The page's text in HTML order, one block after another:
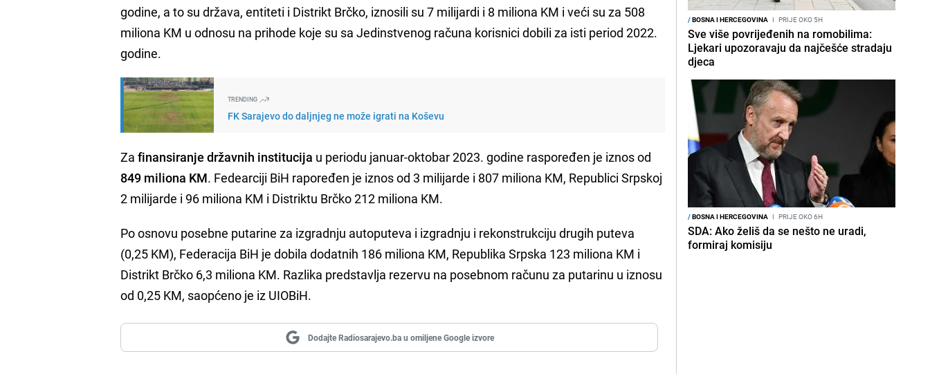
godine, a to su država, entiteti i Distrikt Brčko, iznosili su 7 milijardi i 8 miliona KM i veći su za 508
miliona KM u odnosu na prihode koje su sa Jedinstvenog računa korisnici dobili za isti period 2022.
godine.
TRENDING
FK Sarajevo do daljnjeg ne može igrati na Koševu
Za finansiranje državnih institucija u periodu januar-oktobar 2023. godine raspoređen je iznos od
849 miliona KM. Fedearciji BiH rapoređen je iznos od 3 milijarde i 807 miliona KM, Republici Srpskoj
2 milijarde i 96 miliona KM i Distriktu Brčko 212 miliona KM.
Po osnovu posebne putarine za izgradnju autoputeva i izgradnju i rekonstrukciju drugih puteva
(0,25 KM), Federacija BiH je dobila dodatnih 186 miliona KM, Republika Srpska 123 miliona KM i
Distrikt Brčko 6,3 miliona KM. Razlika predstavlja rezervu na posebnom računu za putarinu u iznosu
od 0,25 KM, saopćeno je iz UIOBiH.
Dodajte Radiosarajevo.ba u omiljene Google izvore
/BOSNA I HERCEGOVINA I PRIJE OKO 5H
Sve više povrijeđenih na romobilima:
Ljekari upozoravaju da najčešće stradaju
djeca
/BOSNA I HERCEGOVINA I PRIJE OKO 6H
SDA: Ako želiš da se nešto ne uradi,
formiraj komisiju